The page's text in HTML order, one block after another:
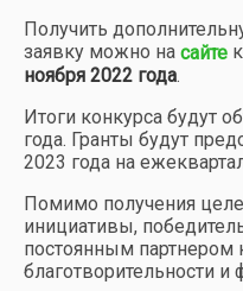
Получить
заявку можно на сайте
ноября 2022 года.
Итоги конкурса будут
года. Гранты будут
2023 года на
Помимо получения
инициативы,
постоянным партнером
благотворительности и